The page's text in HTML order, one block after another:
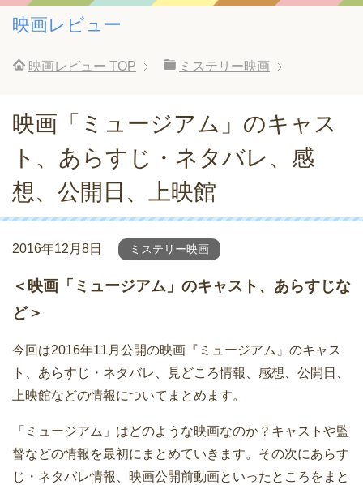
映画レビュー
映画レビュー TOP ミステリー映画
映画「ミュージアム」のキャス
ト、あらすじ・ネタバレ、感
想、公開日、上映館
2016年12月8日 ミステリー映画
＜映画「ミュージアム」のキャスト、あらすじな
ど＞
今回は2016年11月公開の映画『ミュージアム』のキャス
ト、あらすじ・ネタバレ、見どころ情報、感想、公開日、
上映館などの情報についてまとめます。
「ミュージアム」はどのような映画なのか？キャストや監
督などの情報を最初にまとめていきます。その次にあらす
じ・ネタバレ情報、映画公開前動画といったところをまと